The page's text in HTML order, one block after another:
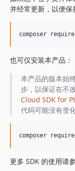
1.8.836
1.8.834
1.8.832
1.8.830
1.8.828
1.8.826
1.8.825
1.8.822
并经常更新，以便保
也可仅安装本产品：
本产品的版本始
步，以保证在不
Cloud SDK for
代码可能没有变化
更多 SDK 的使用请